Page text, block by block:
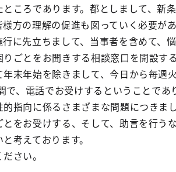
ころであります。都としまして、新
方の理解の促進も図っていく必要が
に先立ちまして、当事者を含めて、
ごとをお聞きする相談窓口を開設す
末年始を除きまして、今日から毎週
、電話でお受けするということであ
指向に係るさまざまな問題につきま
をお受けする、そして、助言を行う
考えております。
さい。